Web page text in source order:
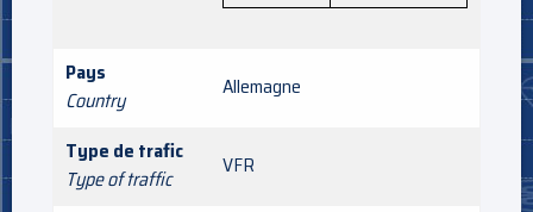
Pays
Country
Allemagne
Type de trafic
Type of traffic
VFR